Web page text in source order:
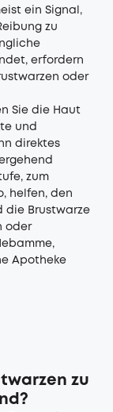
ein Signal,
zu
erfordern
oder
Sie die Haut
und
direktes
zum
helfen, den
die Brustwarze
oder
Apotheke
zu